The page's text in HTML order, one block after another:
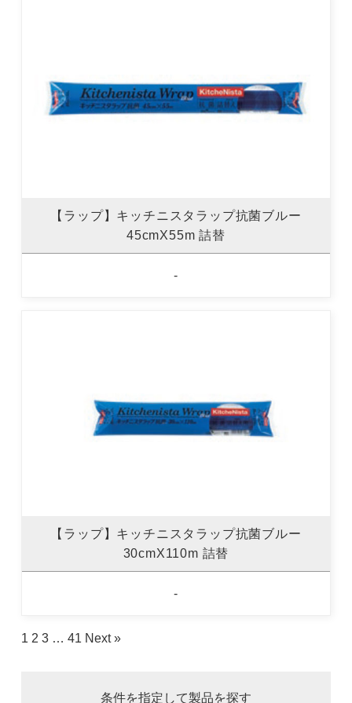
【ラップ】キッチニスタラップ抗菌ブルー
45cmX55m 詰替
-
【ラップ】キッチニスタラップ抗菌ブルー
30cmX110m 詰替
-
1 2 3 … 41 Next »
条件を指定して製品を探す